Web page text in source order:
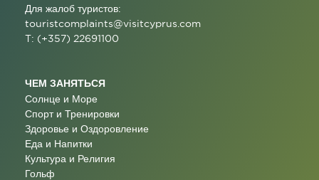
Для жалоб туристов:
touristcomplaints@visitcyprus.com
T: (+357) 22691100
ЧЕМ ЗАНЯТЬСЯ
Солнце и Море
Спорт и Тренировки
Здоровье и Оздоровление
Еда и Напитки
Культура и Религия
Гольф